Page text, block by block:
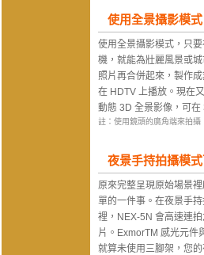
使用全景攝影模
使用全景攝影模式，只
機，就能為壯麗風景或
照片再合併起來，製作
在 HDTV 上播放。現在
動態 3D 全景影像，可在
註：使用鏡頭的廣角端來拍
夜景手持拍攝模
原來完整呈現原始場景
單的一件事。在夜景手
裡，NEX-5N 會高速連
片。ExmorTM 感光元件
就算未使用三腳架，您